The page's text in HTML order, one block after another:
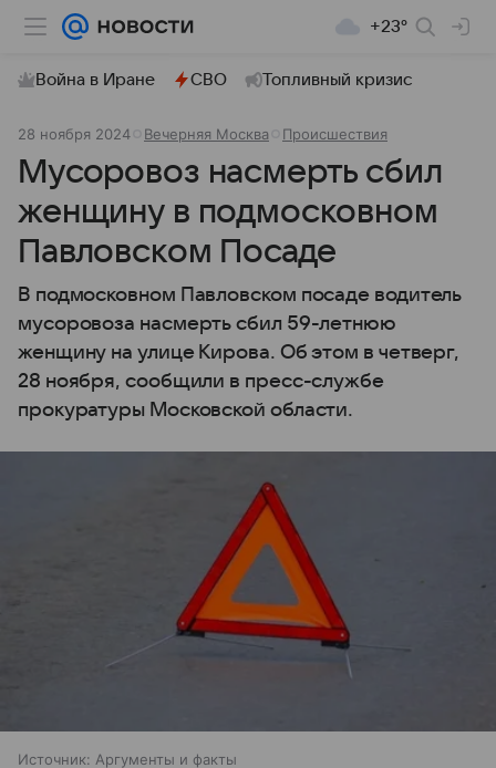
+23°
Война в Иране СВО Топливный кризис
28 ноября 2024 Вечерняя Москва Происшествия
Мусоровоз насмерть сбил
женщину в подмосковном
Павловском Посаде
В подмосковном Павловском посаде водитель
мусоровоза насмерть сбил 59-летнюю
женщину на улице Кирова. Об этом в четверг,
28 ноября, сообщили в пресс-службе
прокуратуры Московской области.
Источник: Аргументы и факты